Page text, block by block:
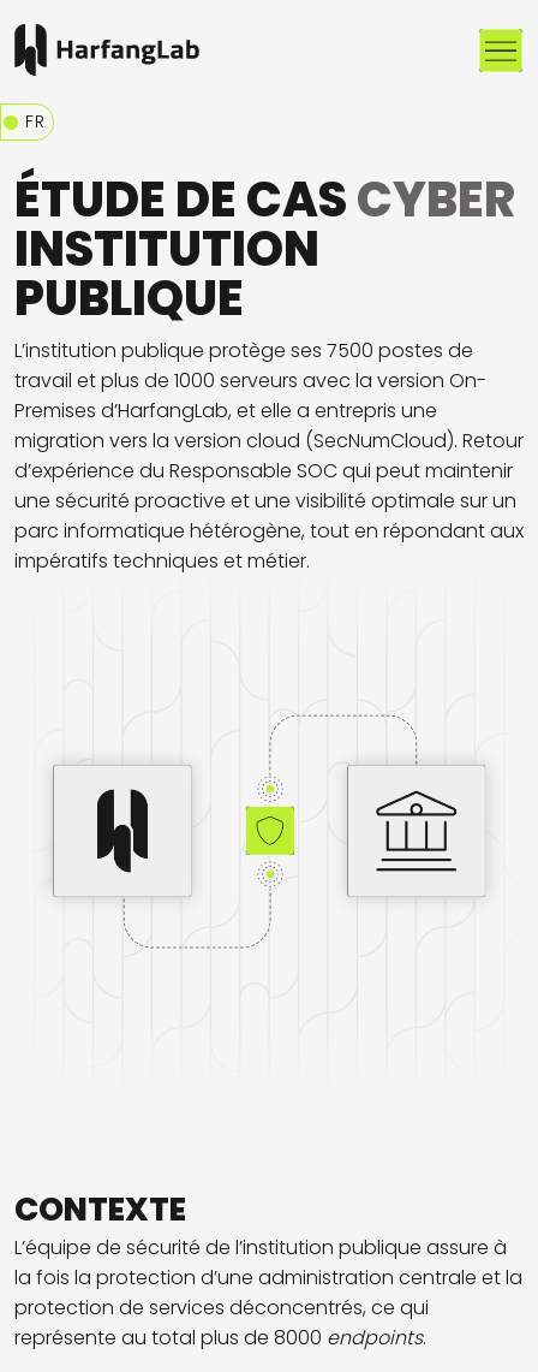
FR
ÉTUDE DE CASCYBER
INSTITUTION
PUBLIQUE
L’institution publique protège ses 7500 postes de
travail et plus de 1000 serveurs avec la version On-
Premises d’HarfangLab, et elle a entrepris une
migration vers la version cloud (SecNumCloud). Retour
d’expérience du Responsable SOC qui peut maintenir
une sécurité proactive et une visibilité optimale sur un
parc informatique hétérogène, tout en répondant aux
impératifs techniques et métier.
CONTEXTE
L’équipe de sécurité de l’institution publique assure à
la fois la protection d’une administration centrale et la
protection de services déconcentrés, ce qui
représente au total plus de 8000 endpoints.